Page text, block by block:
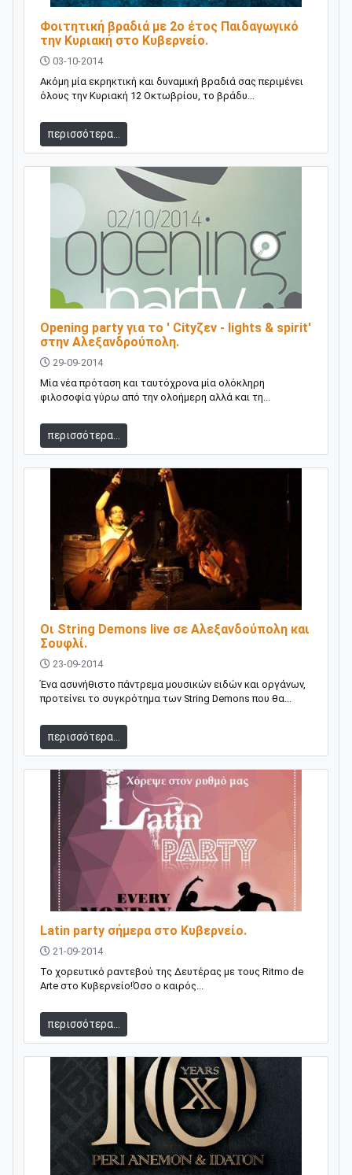
Φοιτητική βραδιά με 2ο έτος Παιδαγωγικό
την Κυριακή στο Κυβερνείο.
03-10-2014
Ακόμη μία εκρηκτική και δυναμική βραδιά σας περιμένει
όλους την Κυριακή 12 Οκτωβρίου, το βράδυ...
περισσότερα...
Opening party για το ' Cityζεν - lights & spirit'
στην Αλεξανδρούπολη.
29-09-2014
Μία νέα πρόταση και ταυτόχρονα μία ολόκληρη
φιλοσοφία γύρω από την ολοήμερη αλλά και τη...
περισσότερα...
Οι String Demons live σε Αλεξανδούπολη και
Σουφλί.
23-09-2014
Ένα ασυνήθιστο πάντρεμα μουσικών ειδών και οργάνων,
προτείνει το συγκρότημα των String Demons που θα...
περισσότερα...
Latin party σήμερα στο Κυβερνείο.
21-09-2014
Το χορευτικό ραντεβού της Δευτέρας με τους Ritmo de
Arte στο Κυβερνείο!Όσο ο καιρός...
περισσότερα...